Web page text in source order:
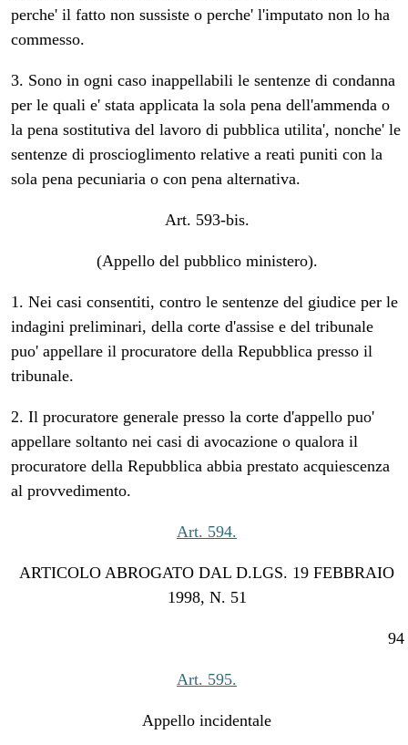
perche' il fatto non sussiste o perche' l'imputato non lo ha
commesso.
3. Sono in ogni caso inappellabili le sentenze di condanna
per le quali e' stata applicata la sola pena dell'ammenda o
la pena sostitutiva del lavoro di pubblica utilita', nonche' le
sentenze di proscioglimento relative a reati puniti con la
sola pena pecuniaria o con pena alternativa.
Art. 593-bis.
(Appello del pubblico ministero).
1. Nei casi consentiti, contro le sentenze del giudice per le
indagini preliminari, della corte d'assise e del tribunale
puo' appellare il procuratore della Repubblica presso il
tribunale.
2. Il procuratore generale presso la corte d'appello puo'
appellare soltanto nei casi di avocazione o qualora il
procuratore della Repubblica abbia prestato acquiescenza
al provvedimento.
Art. 594.
ARTICOLO ABROGATO DAL D.LGS. 19 FEBBRAIO
1998, N. 51
94
Art. 595.
Appello incidentale